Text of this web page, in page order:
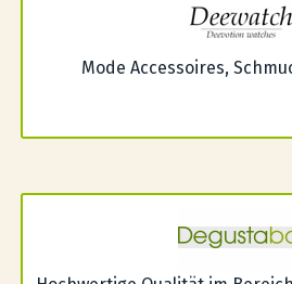
Mode Accessoires,